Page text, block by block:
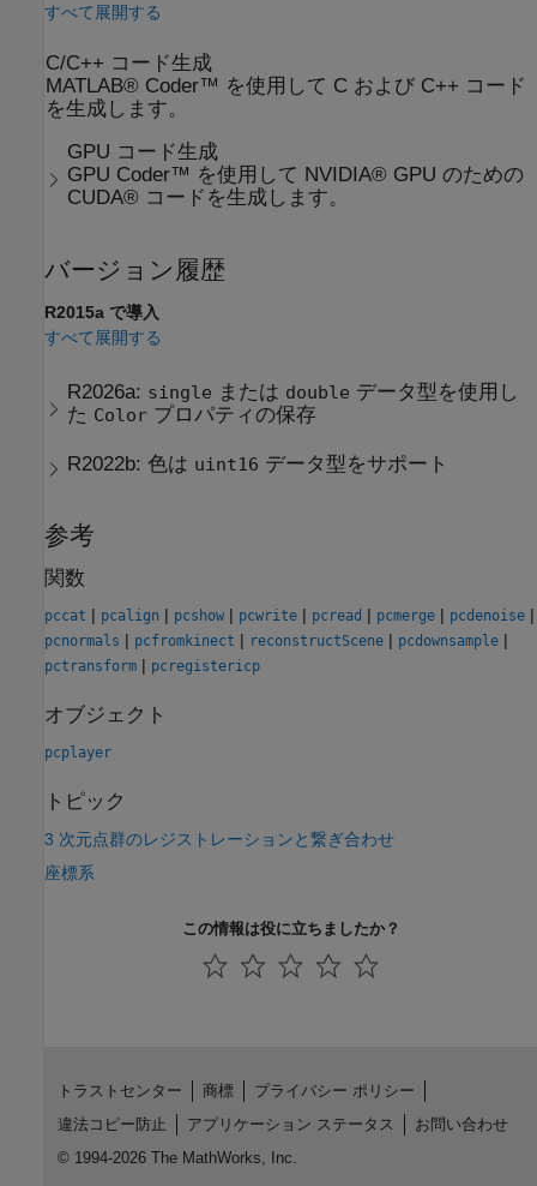
すべて展開する
C/C++ コード生成
MATLAB® Coder™ を使用して C および C++ コード
を生成します。
GPU コード生成
GPU Coder™ を使用して NVIDIA® GPU のための
CUDA® コードを生成します。
バージョン履歴
R2015a で導入
すべて展開する
R2026a: single または double データ型を使用し
た Color プロパティの保存
R2022b:色は uint16 データ型をサポート
参考
関数
pccat | pcalign | pcshow | pcwrite | pcread | pcmerge | pcdenoise |
pcnormals | pcfromkinect | reconstructScene | pcdownsample |
pctransform | pcregistericp
オブジェクト
pcplayer
トピック
3 次元点群のレジストレーションと繋ぎ合わせ
座標系
この情報は役に立ちましたか？
トラストセンター 商標
プライバシー ポリシー
違法コピー防止
アプリケーション ステータス
お問い合わせ
© 1994-2026 The MathWorks, Inc.